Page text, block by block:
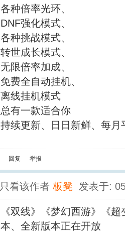
各种倍率光环、
DNF强化模式、
各种挑战模式、
转世成长模式、
无限倍率加成、
免费全自动挂机、
离线挂机模式
总有一款适合你
持续更新、日日新鲜、每
回复 举报
只看该作者 板凳 发表于:
《双线》《梦幻西游》《
本、全新版本正在开放